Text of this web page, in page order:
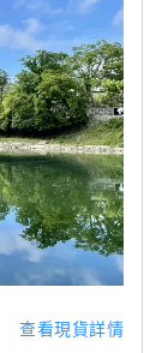
查看現貨詳情